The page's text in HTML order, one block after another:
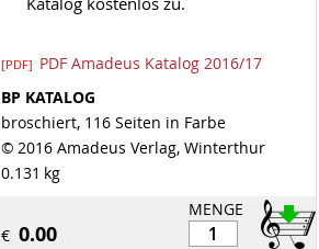
[PDF] PDF Amadeus Katalog 2016/17
BP KATALOG
broschiert, 116 Seiten in Farbe
© 2016 Amadeus Verlag, Winterthur
0.131 kg
MENGE
€0.00